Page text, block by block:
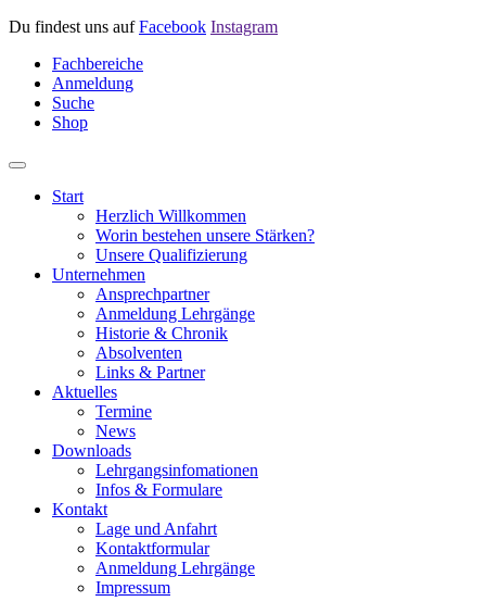
Du findest uns aufFacebook Instagram
Fachbereiche
Anmeldung
Suche
Shop
Start
Herzlich Willkommen
Worin bestehen unsere Stärken?
Unsere Qualifizierung
Unternehmen
Ansprechpartner
Anmeldung Lehrgänge
Historie & Chronik
Absolventen
Links & Partner
Aktuelles
Termine
News
Downloads
Lehrgangsinfomationen
Infos & Formulare
Kontakt
Lage und Anfahrt
Kontaktformular
Anmeldung Lehrgänge
Impressum